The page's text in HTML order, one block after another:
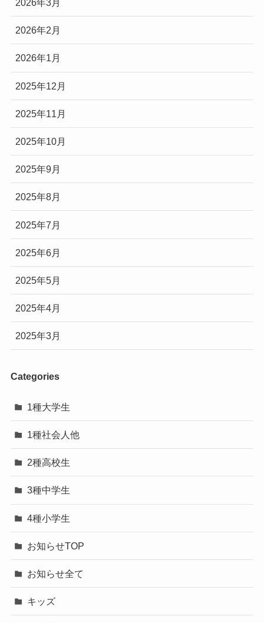
2026年3月
2026年2月
2026年1月
2025年12月
2025年11月
2025年10月
2025年9月
2025年8月
2025年7月
2025年6月
2025年5月
2025年4月
2025年3月
Categories
1種大学生
1種社会人他
2種高校生
3種中学生
4種小学生
お知らせTOP
お知らせ全て
キッズ